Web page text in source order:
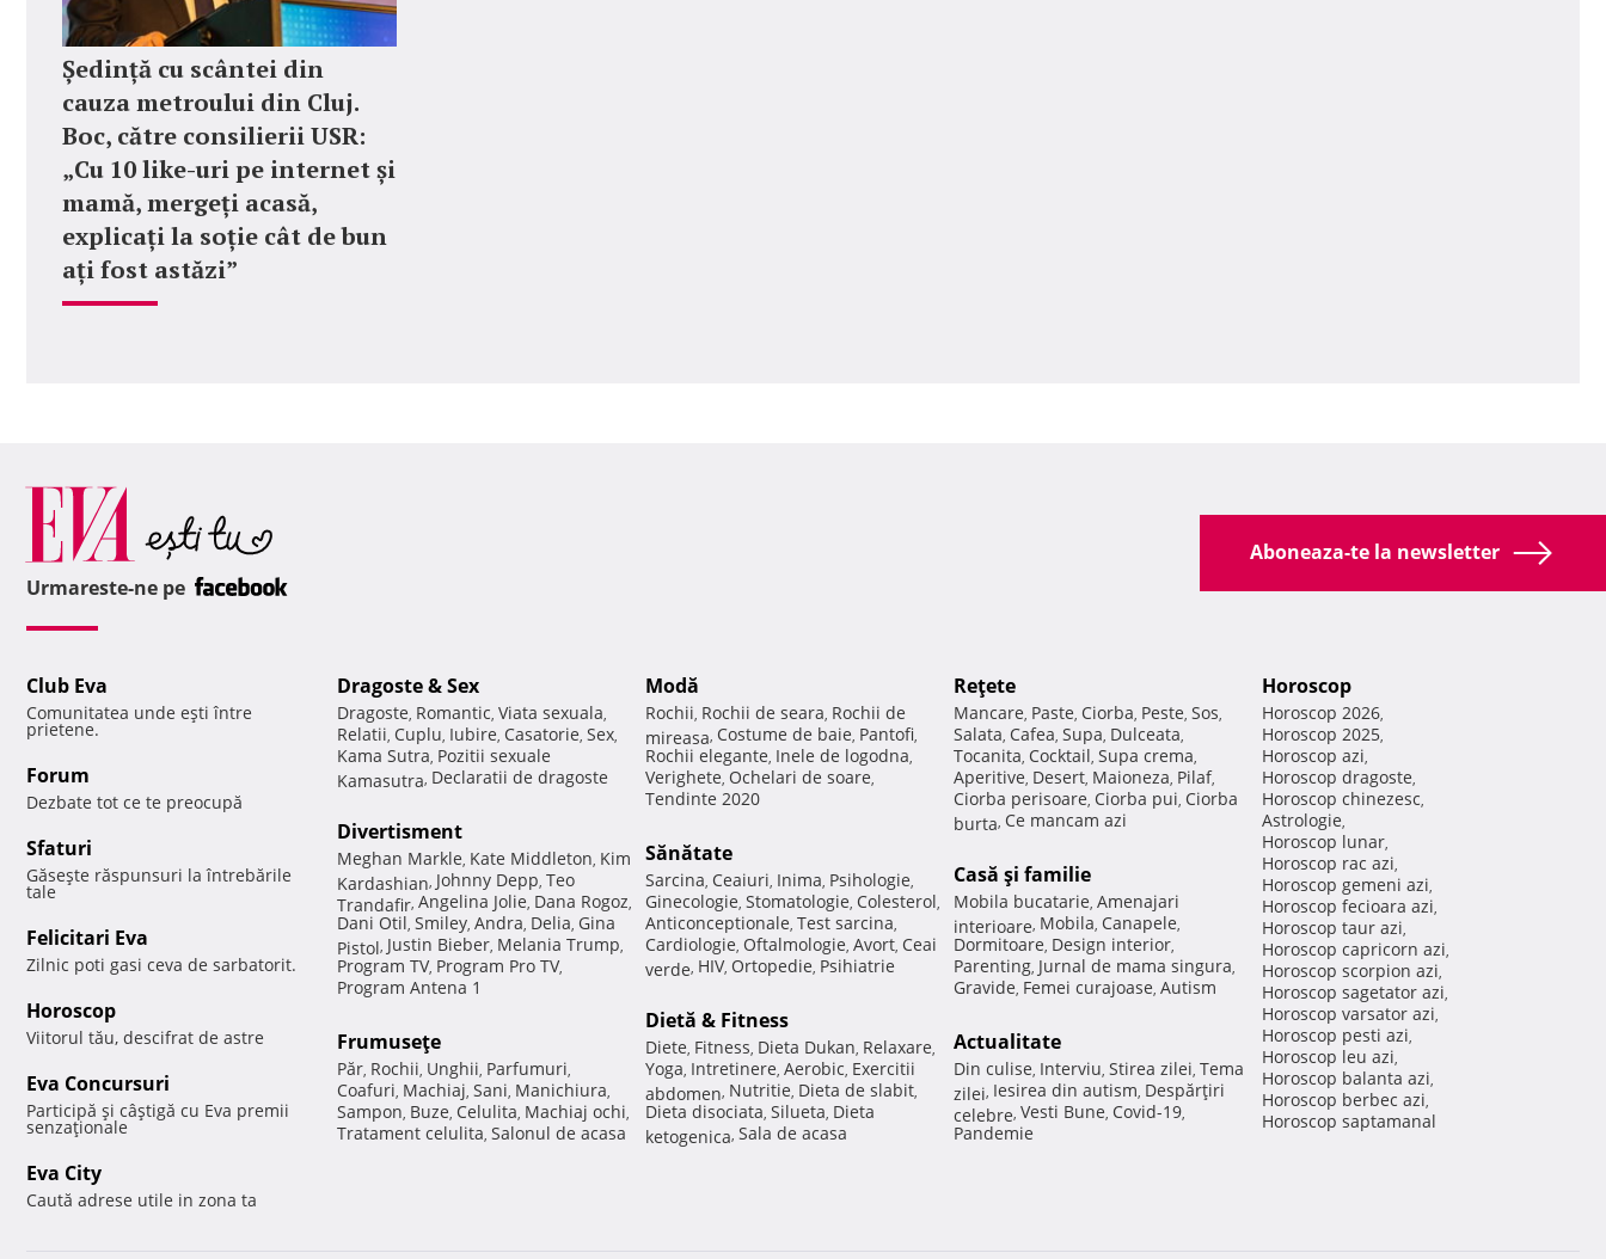
Ședință cu scântei din
cauza metroului din Cluj.
Boc, către consilierii USR:
„Cu 10 like-uri pe internet și
mamă, mergeți acasă,
explicați la soție cât de bun
ați fost astăzi”
Aboneaza-te la newsletter
Urmareste-ne pe
Club Eva
Comunitatea unde eşti între
prietene.
Forum
Dezbate tot ce te preocupă
Sfaturi
Găseşte răspunsuri la întrebările
tale
Felicitari Eva
Zilnic poti gasi ceva de sarbatorit.
Horoscop
Viitorul tău, descifrat de astre
Eva Concursuri
Participă şi câştigă cu Eva premii
senzaţionale
Eva City
Caută adrese utile in zona ta
Dragoste & Sex
Dragoste, Romantic, Viata sexuala,
Relatii, Cuplu, Iubire, Casatorie, Sex,
Kama Sutra, Pozitii sexuale
Kamasutra, Declaratii de dragoste
Divertisment
Meghan Markle, Kate Middleton, Kim
Kardashian, Johnny Depp, Teo
Trandafir, Angelina Jolie, Dana Rogoz,
Dani Otil, Smiley, Andra, Delia, Gina
Pistol, Justin Bieber, Melania Trump,
Program TV, Program Pro TV,
Program Antena 1
Frumuseţe
Păr, Rochii, Unghii, Parfumuri,
Coafuri, Machiaj, Sani, Manichiura,
Sampon, Buze, Celulita, Machiaj ochi,
Tratament celulita, Salonul de acasa
Modă
Rochii, Rochii de seara, Rochii de
mireasa, Costume de baie, Pantofi,
Rochii elegante, Inele de logodna,
Verighete, Ochelari de soare,
Tendinte 2020
Sănătate
Sarcina, Ceaiuri, Inima, Psihologie,
Ginecologie, Stomatologie, Colesterol,
Anticonceptionale, Test sarcina,
Cardiologie, Oftalmologie, Avort, Ceai
verde, HIV, Ortopedie, Psihiatrie
Dietă & Fitness
Diete, Fitness, Dieta Dukan, Relaxare,
Yoga, Intretinere, Aerobic, Exercitii
abdomen, Nutritie, Dieta de slabit,
Dieta disociata, Silueta, Dieta
ketogenica, Sala de acasa
Reţete
Mancare, Paste, Ciorba, Peste, Sos,
Salata, Cafea, Supa, Dulceata,
Tocanita, Cocktail, Supa crema,
Aperitive, Desert, Maioneza, Pilaf,
Ciorba perisoare, Ciorba pui, Ciorba
burta, Ce mancam azi
Casă şi familie
Mobila bucatarie, Amenajari
interioare, Mobila, Canapele,
Dormitoare, Design interior,
Parenting, Jurnal de mama singura,
Gravide, Femei curajoase, Autism
Actualitate
Din culise, Interviu, Stirea zilei, Tema
zilei, Iesirea din autism, Despărţiri
celebre, Vesti Bune, Covid-19,
Pandemie
Horoscop
Horoscop 2026,
Horoscop 2025,
Horoscop azi,
Horoscop dragoste,
Horoscop chinezesc,
Astrologie,
Horoscop lunar,
Horoscop rac azi,
Horoscop gemeni azi,
Horoscop fecioara azi,
Horoscop taur azi,
Horoscop capricorn azi,
Horoscop scorpion azi,
Horoscop sagetator azi,
Horoscop varsator azi,
Horoscop pesti azi,
Horoscop leu azi,
Horoscop balanta azi,
Horoscop berbec azi,
Horoscop saptamanal